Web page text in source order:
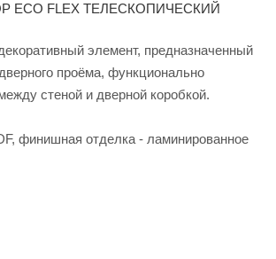
ECO FLEX ТЕЛЕСКОПИЧЕСКИЙ
элемент, предназначенный
проёма, функционально
стеной и дверной коробкой.
финишная отделка - ламинированное